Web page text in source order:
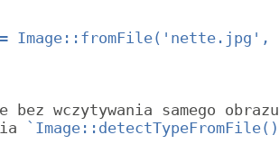
= Image::fromFile('nette.jpg',
bez wczytywania samego